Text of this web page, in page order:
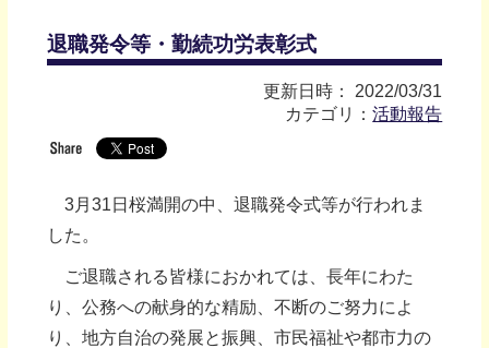
退職発令等・勤続功労表彰式
更新日時： 2022/03/31
カテゴリ：活動報告
3月31日桜満開の中、退職発令式等が行われま
した。
ご退職される皆様におかれては、長年にわた
り、公務への献身的な精励、不断のご努力によ
り、地方自治の発展と振興、市民福祉や都市力の